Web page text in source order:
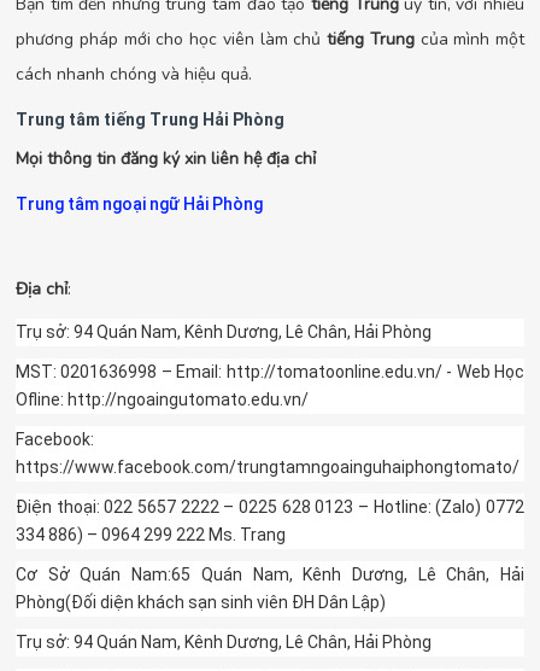
phương pháp mới cho học viên làm chủ tiếng Trungcủa mình một
cách nhanh chóng và hiệu quả.
Trung tâm tiếng Trung Hải Phòng
Mọi thông tin đăng ký xin liên hệ địa chỉ
Trung tâm ngoại ngữ Hải Phòng
Địa chỉ:
Trụ sở: 94 Quán Nam, Kênh Dương, Lê Chân, Hải Phòng
MST: 0201636998 – Email: http://tomatoonline.edu.vn/ - Web Học
Ofline: http://ngoaingutomato.edu.vn/
Facebook:
https://www.facebook.com/trungtamngoainguhaiphongtomato/
Điện thoại: 022 5657 2222 – 0225 628 0123 – Hotline: (Zalo) 0772
334 886) – 0964 299 222 Ms. Trang
Cơ Sở Quán Nam:65 Quán Nam, Kênh Dương, Lê Chân, Hải
Phòng(Đối diện khách sạn sinh viên ĐH Dân Lập)
Trụ sở: 94 Quán Nam, Kênh Dương, Lê Chân, Hải Phòng